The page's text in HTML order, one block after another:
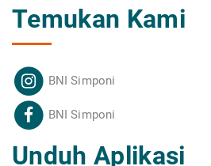
Temukan Kami
BNI Simponi
BNI Simponi
Unduh Aplikasi